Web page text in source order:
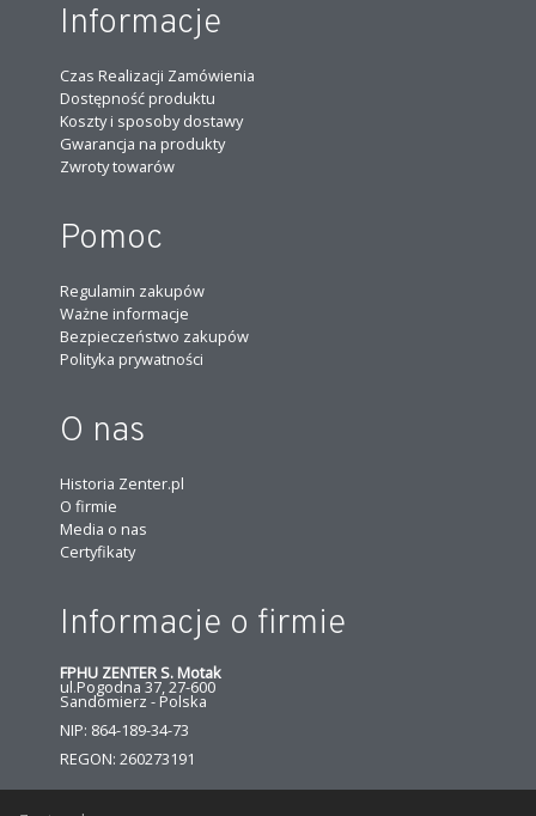
Informacje
Czas Realizacji Zamówienia
Dostępność produktu
Koszty i sposoby dostawy
Gwarancja na produkty
Zwroty towarów
Pomoc
Regulamin zakupów
Ważne informacje
Bezpieczeństwo zakupów
Polityka prywatności
O nas
Historia Zenter.pl
O firmie
Media o nas
Certyfikaty
Informacje o firmie
FPHU ZENTER S. Motak
ul.Pogodna 37, 27-600
Sandomierz - Polska
NIP: 864-189-34-73
REGON: 260273191